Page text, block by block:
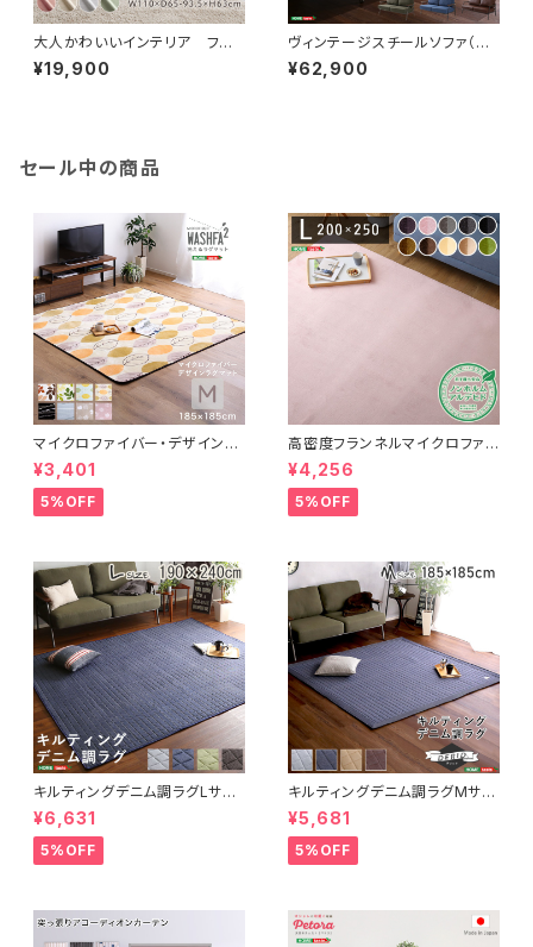
大人かわいいインテリア フリ
ル付きベロアソファ 2人掛け
【Chammy -チャミー-】 SH-
¥19,900
ヴィンテージスチールソファ（ブ
ラウン、グリーン、ブルーの3色）
| Matthew-マシュー- SH-0
¥62,900
セール中の商品
マイクロファイバー・デザインラ
グマットMサイズ（185×185cm）
洗えるラグマット 【WASHFA2】
FRG-D2-M
¥3,401
5%OFF
高密度フランネルマイクロファイ
バー・ラグマットLサイズ（200×2
50cm）洗えるラグマット｜ナル
トレア
¥4,256
5%OFF
キルティングデニム調ラグLサイ
ズ(190x240cm)オールシーズ
ン、滑り止め付き、手洗い対応【D
erid-デリッド-】 DRG-L
¥6,631
5%OFF
キルティングデニム調ラグMサイ
ズ(185x185cm)オールシーズ
ン、滑り止め付き、手洗い対応【D
erid-デリッド-】 DRG-M
¥5,681
5%OFF